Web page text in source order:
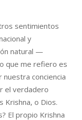
sentimientos
y
natural —
que me refiero es
conciencia
el verdadero
Krishna, o Dios.
El propio Krishna